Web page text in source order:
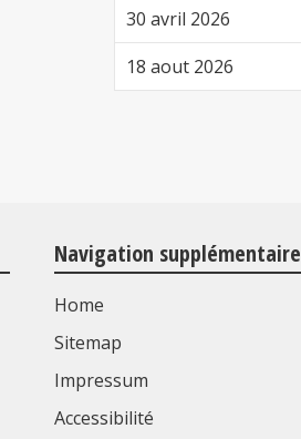
30 avril 2026
18 aout 2026
Navigation supplémentaire
Home
Sitemap
Impressum
Accessibilité